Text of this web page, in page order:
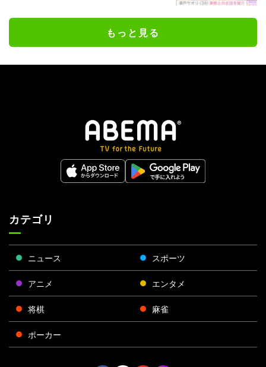
もっと見る
カテゴリ
ニュース スポーツ
アニメ エンタメ
将棋 麻雀
ポーカー